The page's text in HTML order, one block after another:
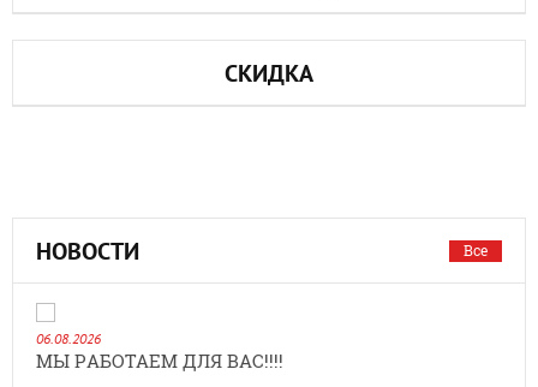
СКИДКА
НОВОСТИ Все
06.08.2026
МЫ РАБОТАЕМ ДЛЯ ВАС!!!!